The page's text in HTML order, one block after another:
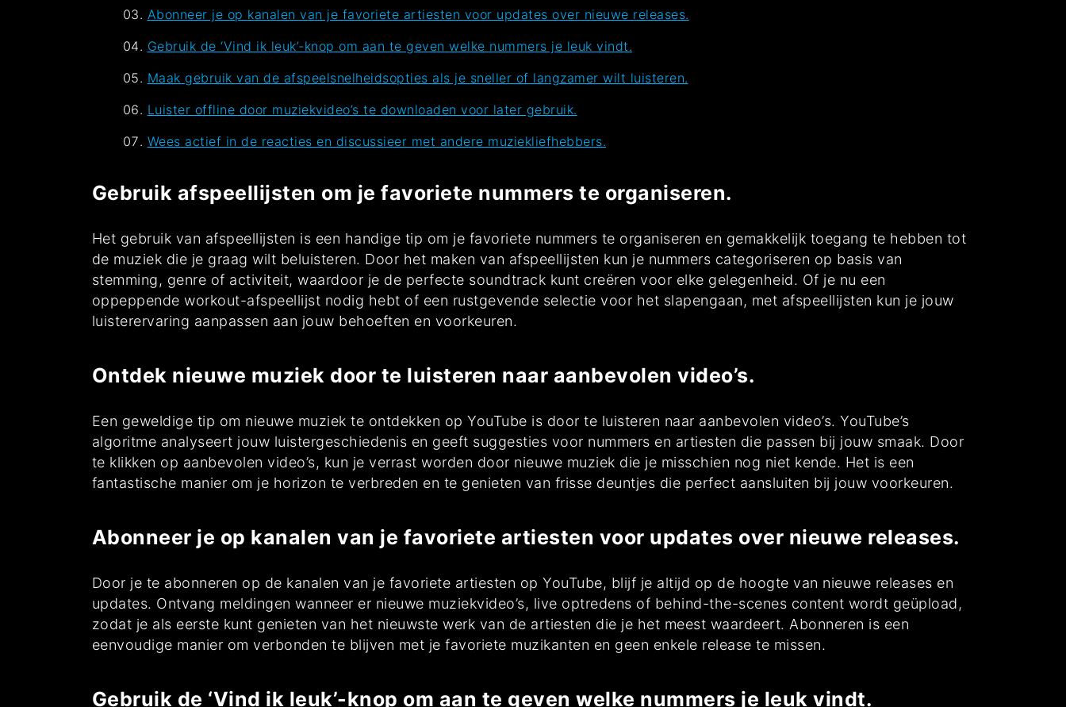
Abonneer je op kanalen van je favoriete artiesten voor updates over nieuwe releases.
Gebruik de ‘Vind ik leuk’-knop om aan te geven welke nummers je leuk vindt.
Maak gebruik van de afspeelsnelheidsopties als je sneller of langzamer wilt luisteren.
Luister offline door muziekvideo’s te downloaden voor later gebruik.
Wees actief in de reacties en discussieer met andere muziekliefhebbers.
Gebruik afspeellijsten om je favoriete nummers te organiseren.
Het gebruik van afspeellijsten is een handige tip om je favoriete nummers te organiseren en gemakkelijk toegang te hebben tot
de muziek die je graag wilt beluisteren. Door het maken van afspeellijsten kun je nummers categoriseren op basis van
stemming, genre of activiteit, waardoor je de perfecte soundtrack kunt creëren voor elke gelegenheid. Of je nu een
oppeppende workout-afspeellijst nodig hebt of een rustgevende selectie voor het slapengaan, met afspeellijsten kun je jouw
luisterervaring aanpassen aan jouw behoeften en voorkeuren.
Ontdek nieuwe muziek door te luisteren naar aanbevolen video’s.
Een geweldige tip om nieuwe muziek te ontdekken op YouTube is door te luisteren naar aanbevolen video’s. YouTube’s
algoritme analyseert jouw luistergeschiedenis en geeft suggesties voor nummers en artiesten die passen bij jouw smaak. Door
te klikken op aanbevolen video’s, kun je verrast worden door nieuwe muziek die je misschien nog niet kende. Het is een
fantastische manier om je horizon te verbreden en te genieten van frisse deuntjes die perfect aansluiten bij jouw voorkeuren.
Abonneer je op kanalen van je favoriete artiesten voor updates over nieuwe releases.
Door je te abonneren op de kanalen van je favoriete artiesten op YouTube, blijf je altijd op de hoogte van nieuwe releases en
updates. Ontvang meldingen wanneer er nieuwe muziekvideo’s, live optredens of behind-the-scenes content wordt geüpload,
zodat je als eerste kunt genieten van het nieuwste werk van de artiesten die je het meest waardeert. Abonneren is een
eenvoudige manier om verbonden te blijven met je favoriete muzikanten en geen enkele release te missen.
Gebruik de ‘Vind ik leuk’-knop om aan te geven welke nummers je leuk vindt.